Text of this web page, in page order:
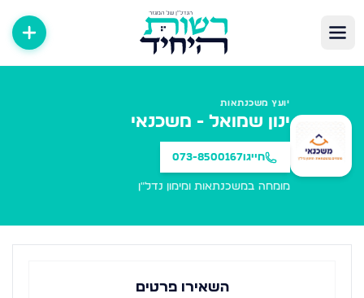
יועץ משכנתאות
ינון שמואל - משכנאי
חייגו073-8500167
מומחה במשכנתאות ומימון נדל"ן
השאירו פרטים